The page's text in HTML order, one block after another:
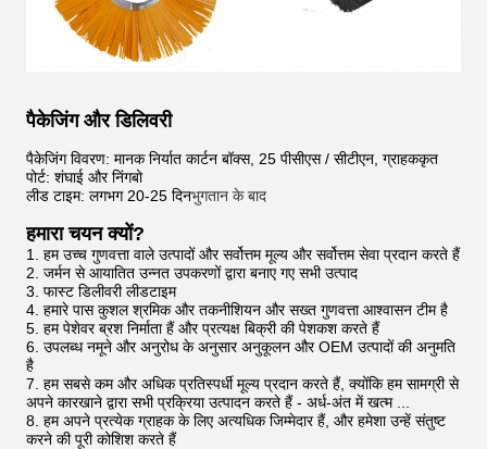
पैकेजिंग और डिलिवरी
पैकेजिंग विवरण: मानक निर्यात कार्टन बॉक्स, 25 पीसीएस / सीटीएन, ग्राहककृत
पोर्ट: शंघाई और निंगबो
लीड टाइम: लगभग 20-25 दिनभुगतान के बाद
हमारा चयन क्यों?
1. हम उच्च गुणवत्ता वाले उत्पादों और सर्वोत्तम मूल्य और सर्वोत्तम सेवा प्रदान करते हैं
2. जर्मन से आयातित उन्नत उपकरणों द्वारा बनाए गए सभी उत्पाद
3. फास्ट डिलीवरी लीडटाइम
4. हमारे पास कुशल श्रमिक और तकनीशियन और सख्त गुणवत्ता आश्वासन टीम है
5. हम पेशेवर ब्रश निर्माता हैं और प्रत्यक्ष बिक्री की पेशकश करते हैं
6. उपलब्ध नमूने और अनुरोध के अनुसार अनुकूलन और OEM उत्पादों की अनुमति
है
7. हम सबसे कम और अधिक प्रतिस्पर्धी मूल्य प्रदान करते हैं, क्योंकि हम सामग्री से
अपने कारखाने द्वारा सभी प्रक्रिया उत्पादन करते हैं - अर्ध-अंत में खत्म ...
8. हम अपने प्रत्येक ग्राहक के लिए अत्यधिक जिम्मेदार हैं, और हमेशा उन्हें संतुष्ट
करने की पूरी कोशिश करते हैं